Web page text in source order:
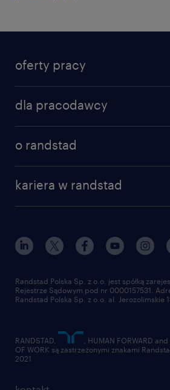
oferty pracy
specjalizacje
praca w amazon
dla pracodawcy
o randstad
dla mediów
dla dostawców
kariera w randstad
nasz świat
pracuj w randstad
złóż CV
Randstad Polska Sp. z o.o. jest spółką
Rejestrze Sądowym pod nr 0000157531.
Randstad Polska Sp. z o.o. al. Jerozolimskie
RANDSTAD,
, HUMAN FORWARD
OF WORK są zastrzeżonymi znakami
2021